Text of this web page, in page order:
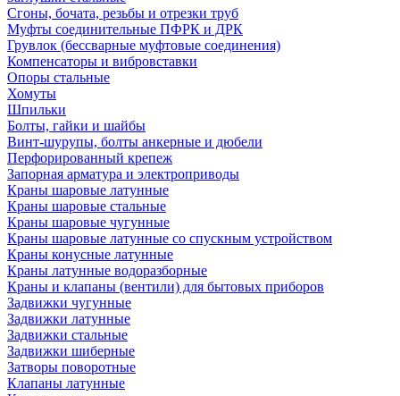
Сгоны, бочата, резьбы и отрезки труб
Муфты соединительные ПФРК и ДРК
Грувлок (бессварные муфтовые соединения)
Компенсаторы и вибровставки
Опоры стальные
Хомуты
Шпильки
Болты, гайки и шайбы
Винт-шурупы, болты анкерные и дюбели
Перфорированный крепеж
Запорная арматура и электроприводы
Краны шаровые латунные
Краны шаровые стальные
Краны шаровые чугунные
Краны шаровые латунные со спускным устройством
Краны конусные латунные
Краны латунные водоразборные
Краны и клапаны (вентили) для бытовых приборов
Задвижки чугунные
Задвижки латунные
Задвижки стальные
Задвижки шиберные
Затворы поворотные
Клапаны латунные